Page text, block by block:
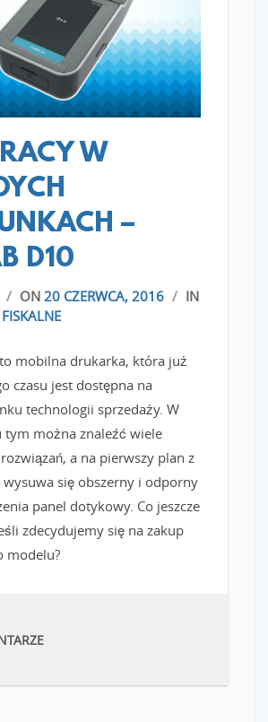
READ MORE
W
–
D10
/ ON 20 CZERWCA, 2016 / IN
mobilna drukarka, która już
czasu jest dostępna na
technologii sprzedaży. W
tym można znaleźć wiele
a na pierwszy plan z
wysuwa się obszerny i odporny
panel dotykowy. Co jeszcze
zdecydujemy się na zakup
modelu?